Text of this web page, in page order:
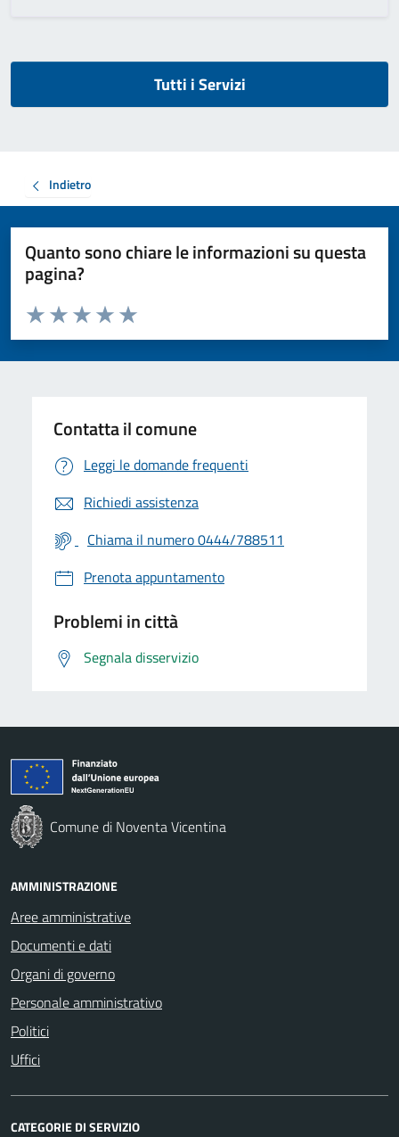
Tutti i Servizi
Indietro
Quanto sono chiare le informazioni su questa
pagina?
Valuta da 1 a 5 stelle la pagina
Valuta 5 stelle su 5
Valuta 4 stelle su 5
Valuta 3 stelle su 5
Valuta 2 stelle su 5
Valuta 1 stelle su 5
Contatta il comune
Leggi le domande frequenti
Richiedi assistenza
Chiama il numero 0444/788511
Prenota appuntamento
Problemi in città
Segnala disservizio
Comune di Noventa Vicentina
AMMINISTRAZIONE
Aree amministrative
Documenti e dati
Organi di governo
Personale amministrativo
Politici
Uffici
CATEGORIE DI SERVIZIO